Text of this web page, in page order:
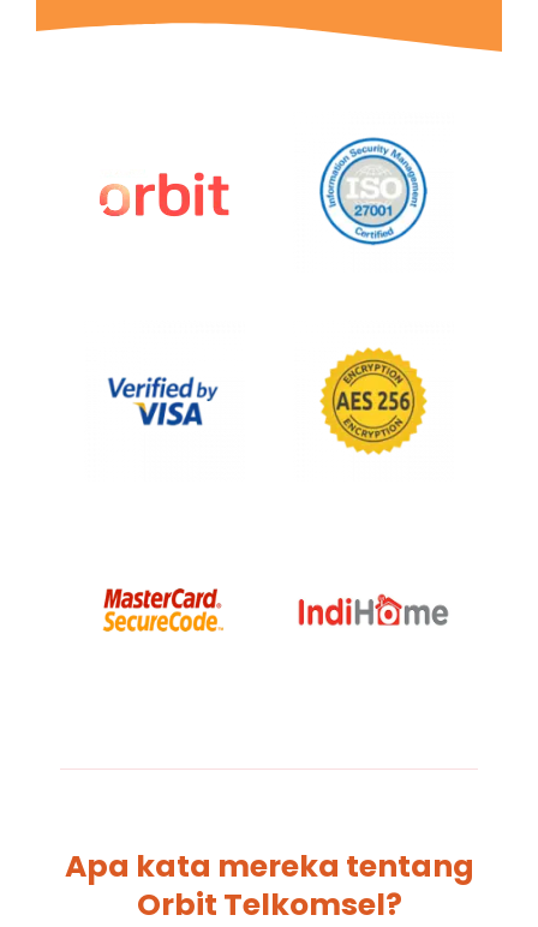
Apa kata mereka tentang
Orbit Telkomsel?